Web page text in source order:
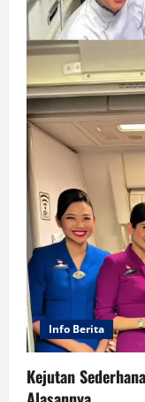
Info Berita
Kejutan